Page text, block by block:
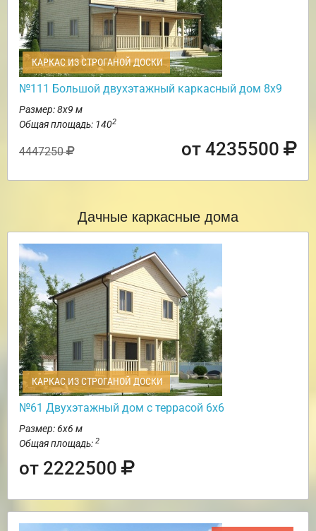
КАРКАС ИЗ СТРОГАНОЙ ДОСКИ
№111 Большой двухэтажный каркасный дом 8х9
Размер: 8х9 м
Общая площадь: 1402
4447250 от 4235500
Дачные каркасные дома
КАРКАС ИЗ СТРОГАНОЙ ДОСКИ
№61 Двухэтажный дом с террасой 6х6
Размер: 6х6 м
Общая площадь: 2
от 2222500